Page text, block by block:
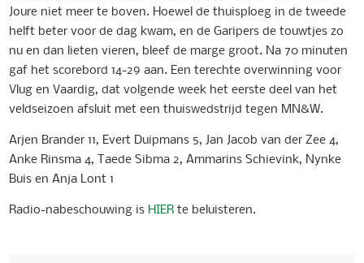
Joure niet meer te boven. Hoewel de thuisploeg in de tweede
helft beter voor de dag kwam, en de Garipers de touwtjes zo
nu en dan lieten vieren, bleef de marge groot. Na 70 minuten
gaf het scorebord 14-29 aan. Een terechte overwinning voor
Vlug en Vaardig, dat volgende week het eerste deel van het
veldseizoen afsluit met een thuiswedstrijd tegen MN&W.
Arjen Brander 11, Evert Duipmans 5, Jan Jacob van der Zee 4,
Anke Rinsma 4, Taede Sibma 2, Ammarins Schievink, Nynke
Buis en Anja Lont 1
Radio-nabeschouwing is HIER te beluisteren.